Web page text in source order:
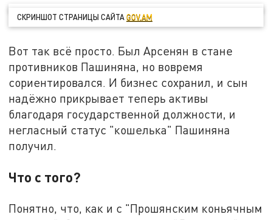
СКРИНШОТ СТРАНИЦЫ САЙТАGOV.AM
Вот так всё просто. Был Арсенян в стане
противников Пашиняна, но вовремя
сориентировался. И бизнес сохранил, и сын
надёжно прикрывает теперь активы
благодаря государственной должности, и
негласный статус "кошелька" Пашиняна
получил.
Что с того?
Понятно, что, как и с "Прошянским коньячным